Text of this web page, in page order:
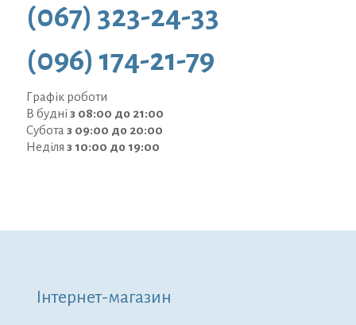
(067) 323-24-33
(096) 174-21-79
Графік роботи
В будні з 08:00 до 21:00
Субота з 09:00 до 20:00
Неділя з 10:00 до 19:00
Інтернет-магазин